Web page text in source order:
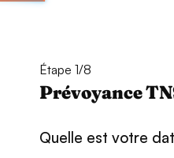
Étape 1/8
Prévoyance
Quelle est votre